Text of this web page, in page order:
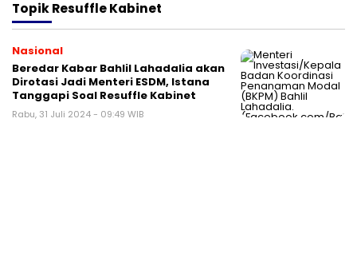
TopikResuffle Kabinet
Nasional
Beredar Kabar Bahlil Lahadalia akan
Dirotasi Jadi Menteri ESDM, Istana
Tanggapi Soal Resuffle Kabinet
Rabu, 31 Juli 2024 - 09:49 WIB